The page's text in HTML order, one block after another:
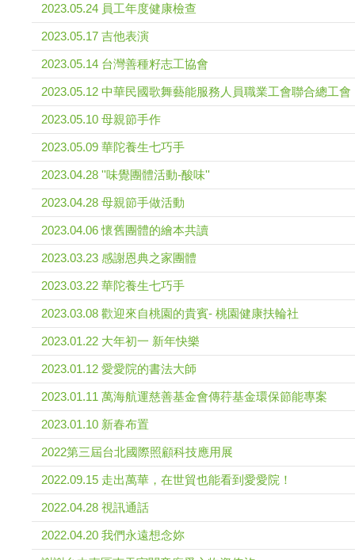
2023.05.24 員工年度健康檢查
2023.05.17 吉他表演
2023.05.14 台灣善種籽志工協會
2023.05.12 中華民國歌舞藝能服務人員職業工會聯合總工會
2023.05.10 母親節手作
2023.05.09 華陀養生七巧手
2023.04.28 ''味覺團體活動-酸味''
2023.04.28 母親節手做活動
2023.04.06 懷舊團體的繪本共讀
2023.03.23 感謝恩典之家團體
2023.03.22 華陀養生七巧手
2023.03.08 歡迎來自桃園的貴賓- 桃園健康扶輪社
2023.01.22 大年初一 新年快樂
2023.01.12 愛愛院的書法大師
2023.01.11 萬海航運慈善基金會傳荇基金環保節能專案
2023.01.10 新春布置
2022第三屆台北國際照顧科技應用展
2022.09.15 走出萬華，在世貿也能看到愛愛院！
2022.04.28 視訊通話
2022.04.20 我們永遠想念妳